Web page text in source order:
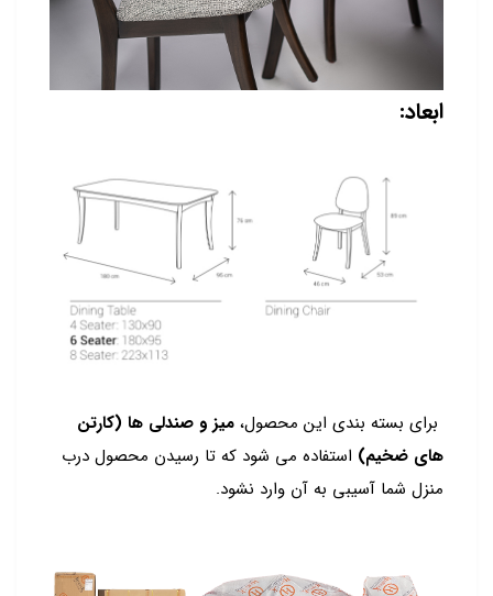
ابعاد:
برای بسته بندی این محصول، میز و صندلی ها (کارتن
های ضخیم) استفاده می شود که تا رسیدن محصول درب
منزل شما آسیبی به آن وارد نشود.